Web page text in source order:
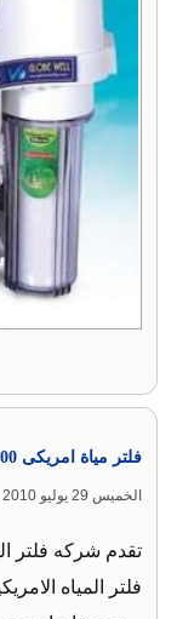
فلتر مياة امريكى 100 .
الخميس 29 يوليو 2010
تقدم شركه فلتر
فلتر المياه